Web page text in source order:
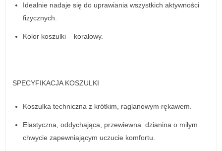
Idealnie nadaje się do uprawiania wszystkich aktywności
fizycznych.
Kolor koszulki – koralowy.
SPECYFIKACJA KOSZULKI
Koszulka techniczna z krótkim, raglanowym rękawem.
Elastyczna, oddychająca, przewiewna dzianina o miłym
chwycie zapewniającym uczucie komfortu.